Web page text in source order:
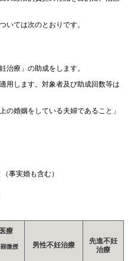
いては次のとおりです。
治療」の助成をします。
用します。対象者及び助成回数等は
の婚姻をしている夫婦であること」
事実婚も含む）
療
顕微授
男性不妊治療
先進不妊
治療